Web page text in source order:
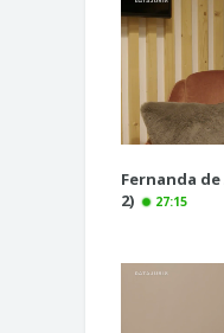
Fernanda
2)
27:15